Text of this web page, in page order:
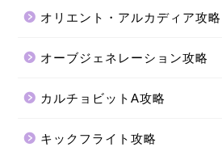
オリエント・アルカディア攻略
オーブジェネレーション攻略
カルチョビットA攻略
キックフライト攻略